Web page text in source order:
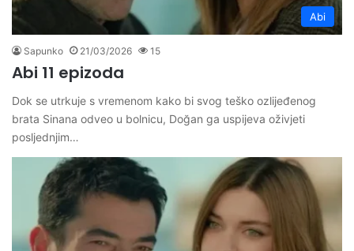
Abi
Sapunko 21/03/2026 15
Abi 11 epizoda
Dok se utrkuje s vremenom kako bi svog teško ozlijeđenog
brata Sinana odveo u bolnicu, Doğan ga uspijeva oživjeti
posljednjim…